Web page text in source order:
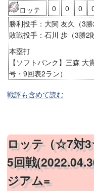
ロッテ 0 0 0
勝利投手：大関 友久（3勝
敗戦投手：石川 歩（3勝2
本塁打
【ソフトバンク】三森
号・9回表2ラン）
戦評も含めて読む
ロッテ（☆7対
5回戦
ジアム=